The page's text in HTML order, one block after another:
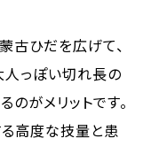
古ひだを広げて、
っぽい切れ長の
がメリットです。
高度な技量と患